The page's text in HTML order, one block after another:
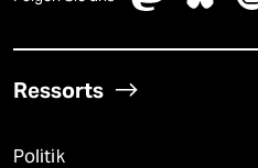
Ressorts
Politik